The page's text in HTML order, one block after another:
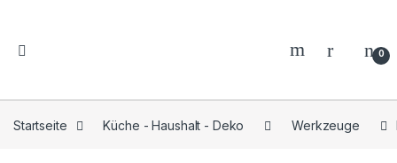
0
Startseite Küche - Haushalt - Deko Werkzeuge